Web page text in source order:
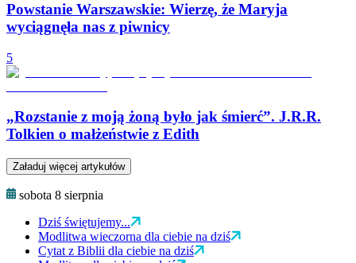
Powstanie Warszawskie: Wierzę, że Maryja
wyciągnęła nas z piwnicy
5
„Rozstanie z moją żoną było jak śmierć”. J.R.R.
Tolkien o małżeństwie z Edith
Załaduj więcej artykułów
sobota 8 sierpnia
Dziś świętujemy...
Modlitwa wieczorna dla ciebie na dziś
Cytat z Biblii dla ciebie na dziś